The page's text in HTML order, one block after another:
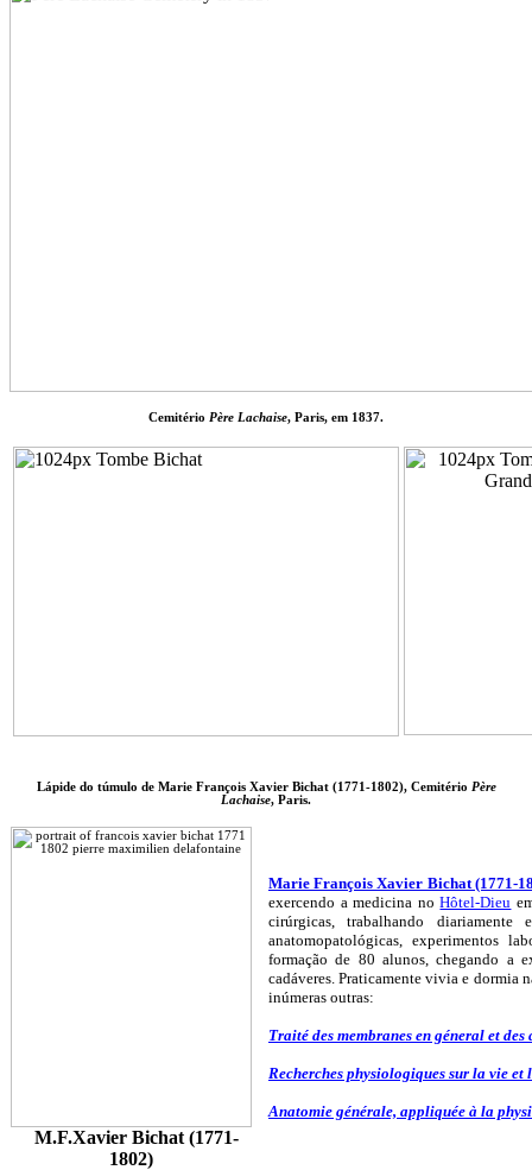
Cemitério Père Lachaise, Paris, em 1837.
Lápide do túmulo de Marie François Xavier Bichat (1771-1802), Cemitério Père
Lachaise, Paris.
M.F.Xavier Bichat (1771-
1802)
Marie François Xavier Bichat (1771-
exercendo a medicina noHôtel-Dieu
cirúrgicas, trabalhando diariamente
anatomopatológicas, experimentos
formação de 80 alunos, chegando a
cadáveres. Praticamente vivia e dormia
inúmeras outras:
Traité des membranes en géneral et
Recherches physiologiques sur la vie et
Anatomie générale, appliquée à la